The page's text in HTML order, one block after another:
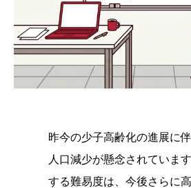
昨今の少子高齢化の進展に
人口減少が懸念されていま
する難易度は、今後さらに